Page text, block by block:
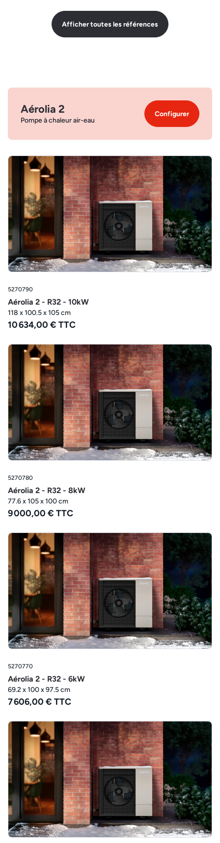
Afficher toutes les références
Aérolia 2
Pompe à chaleur air-eau
Configurer
5270790
Aérolia 2 - R32 - 10kW
118 x 100.5 x 105 cm
10 634,00 € TTC
5270780
Aérolia 2 - R32 - 8kW
77.6 x 105 x 100 cm
9 000,00 € TTC
5270770
Aérolia 2 - R32 - 6kW
69.2 x 100 x 97.5 cm
7 606,00 € TTC